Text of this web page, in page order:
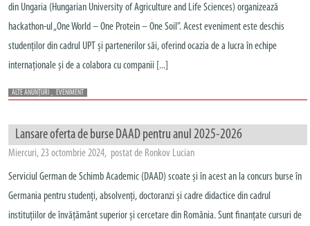
din Ungaria (Hungarian University of Agriculture and Life Sciences) organizează
hackathon-ul „One World – One Protein – One Soil”. Acest eveniment este deschis
studenților din cadrul UPT și partenerilor săi, oferind ocazia de a lucra în echipe
internaționale și de a colabora cu companii [...]
ALTE ANUNȚURI , EVENIMENT
Lansare oferta de burse DAAD pentru anul 2025-2026
Miercuri, 23 octombrie 2024, postat de Ronkov Lucian
Serviciul German de Schimb Academic (DAAD) scoate și în acest an la concurs burse în
Germania pentru studenți, absolvenți, doctoranzi și cadre didactice din cadrul
instituțiilor de învățământ superior și cercetare din România. Sunt finanțate cursuri de